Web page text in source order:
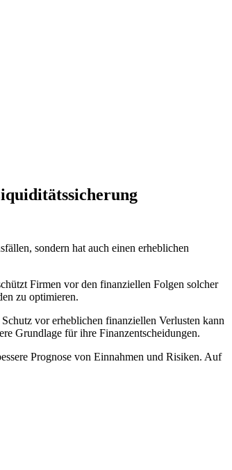
sondern⁢ hat auch​ einen ‍erheblichen
Firmen vor ​den finanziellen Folgen solcher
zu​ optimieren.
vor erheblichen finanziellen Verlusten kann​
Grundlage für ihre‍ Finanzentscheidungen.
Prognose von Einnahmen und Risiken. Auf